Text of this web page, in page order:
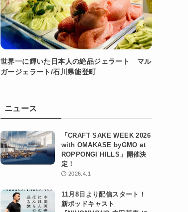
世界一に輝いた日本人の絶品ジェラート マル
ガージェラート/石川県能登町
ニュース
「CRAFT SAKE WEEK 2026
with OMAKASE byGMO at
ROPPONGI HILLS」開催決
定！
2026.4.1
11月8日より配信スタート！
新ポッドキャスト